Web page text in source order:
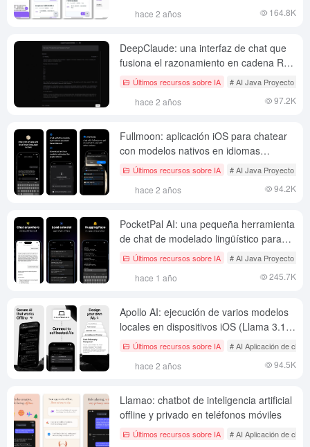
hace 2 años 164.8K
DeepClaude: una interfaz de chat que
fusiona el razonamiento en cadena R1
de DeepSeek con la creatividad de
Últimos recursos sobre IA # AI Java Proyecto de
hace 2 años 97.2K
Fullmoon: aplicación iOS para chatear
con modelos nativos en idiomas
grandes
Últimos recursos sobre IA # AI Java Proyecto de
hace 2 años 94.2K
PocketPal AI: una pequeña herramienta
de chat de modelado lingüístico para
uso sin conexión en dispositivos iOS y
Últimos recursos sobre IA # AI Java Proyecto de
hace 1 año 245.7K
Apollo AI: ejecución de varios modelos
locales en dispositivos iOS (Llama 3.1,
Qwen, DeepSeek R1)
Últimos recursos sobre IA # AI Aplicación de chat
hace 2 años 94.5K
Llamao: chatbot de inteligencia artificial
offline y privado en teléfonos móviles
Últimos recursos sobre IA # AI Aplicación de chat